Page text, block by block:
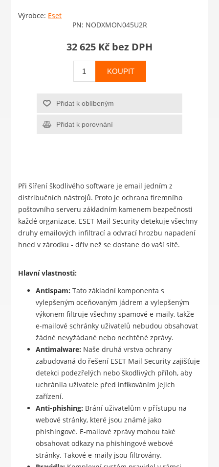
Výrobce: Eset
PN: NODXMON045U2R
32 625 Kč bez DPH
KOUPIT
Přidat k oblíbeným
Přidat k porovnání
Při šíření škodlivého software je email jedním z
distribučních nástrojů. Proto je ochrana firemního
poštovního serveru základním kamenem bezpečnosti
každé organizace. ESET Mail Security detekuje všechny
druhy emailových infiltrací a odvrací hrozbu napadení
hned v zárodku - dřív než se dostane do vaší sítě.
Hlavní vlastnosti:
Antispam: Tato základní komponenta s
vylepšeným oceňovaným jádrem a vylepšeným
výkonem filtruje všechny spamové e-maily, takže
e-mailové schránky uživatelů nebudou obsahovat
žádné nevyžádané nebo nechtěné zprávy.
Antimalware: Naše druhá vrstva ochrany
zabudovaná do řešení ESET Mail Security zajišťuje
detekci podezřelých nebo škodlivých příloh, aby
uchránila uživatele před infikováním jejich
zařízení.
Anti-phishing: Brání uživatelům v přístupu na
webové stránky, které jsou známé jako
phishingové. E-mailové zprávy mohou také
obsahovat odkazy na phishingové webové
stránky. Takové e-maily jsou filtrovány.